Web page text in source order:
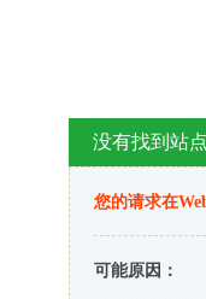
没有找到站点
您的请求在
可能原因：